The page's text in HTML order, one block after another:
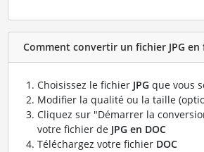
Comment convertir un fichier JPG en
Choisissez le fichier JPG que vous
Modifier la qualité ou la taille
Cliquez sur "Démarrer la
votre fichier de JPG en DOC
Téléchargez votre fichier DOC